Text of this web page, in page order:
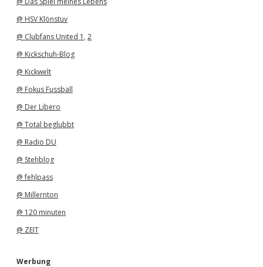
@ HSV Klönstuv
@ Clubfans United 1 , 2
@ Kickschuh-Blog
@ Kickwelt
@ Fokus Fussball
@ Der Libero
@ Total beglubbt
@ Radio DU
@ Stehblog
@ fehlpass
@ Millernton
@ 120 minuten
@ ZEIT
Werbung